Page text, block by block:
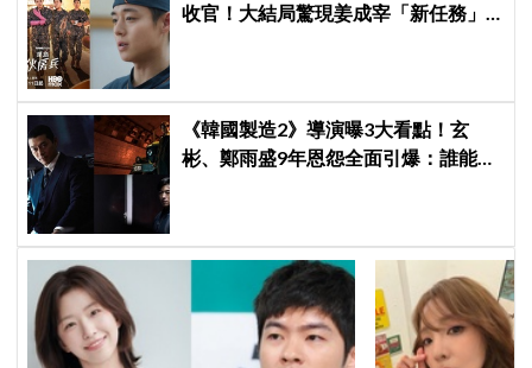
收官！大結局驚現姜成宰「新任務」
《韓國製造2》導演曝3大看點！玄
彬、鄭雨盛9年恩怨全面引爆：誰能活